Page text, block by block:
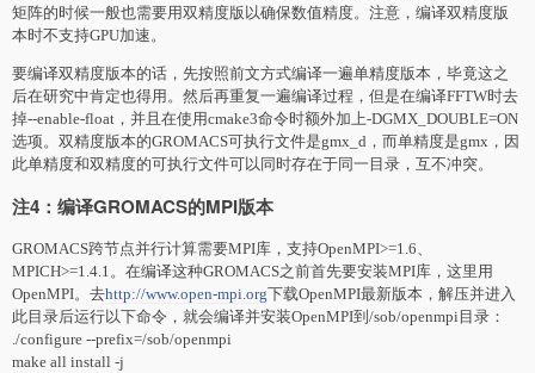
矩阵的时候一般也需要用双精度版以确保数值精度。注意，编译双精度版
本时不支持GPU加速。
要编译双精度版本的话，先按照前文方式编译一遍单精度版本，毕竟这之
后在研究中肯定也得用。然后再重复一遍编译过程，但是在编译FFTW时去
掉--enable-float，并且在使用cmake3命令时额外加上-DGMX_DOUBLE=ON
选项。双精度版本的GROMACS可执行文件是gmx_d，而单精度是gmx，因
此单精度和双精度的可执行文件可以同时存在于同一目录，互不冲突。
注4：编译GROMACS的MPI版本
GROMACS跨节点并行计算需要MPI库，支持OpenMPI>=1.6、
MPICH>=1.4.1。在编译这种GROMACS之前首先要安装MPI库，这里用
OpenMPI。去http://www.open-mpi.org下载OpenMPI最新版本，解压并进入
此目录后运行以下命令，就会编译并安装OpenMPI到/sob/openmpi目录：
./configure --prefix=/sob/openmpi
make all install -j